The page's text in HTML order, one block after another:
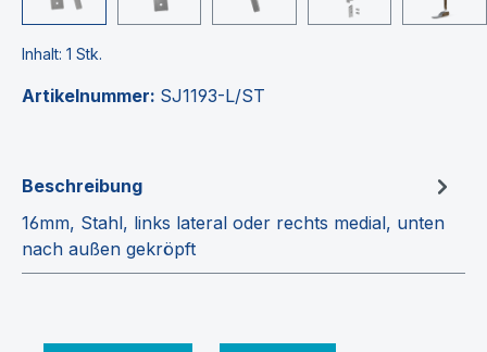
Inhalt: 1 Stk.
Artikelnummer: SJ1193-L/ST
Beschreibung
16mm, Stahl, links lateral oder rechts medial, unten
nach außen gekröpft